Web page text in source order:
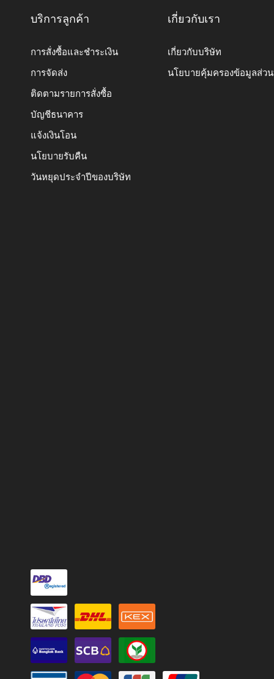
บริการลูกค้า
การสั่งซื้อและชำระเงิน
การจัดส่ง
ติดตามรายการสั่งซื้อ
บัญชีธนาคาร
แจ้งเงินโอน
นโยบายรับคืน
วันหยุดประจำปีของบริษัท
เกี่ยวกับเรา
เกี่ยวกับบริษัท
นโยบายคุ้มครองข้อมูลส่ว